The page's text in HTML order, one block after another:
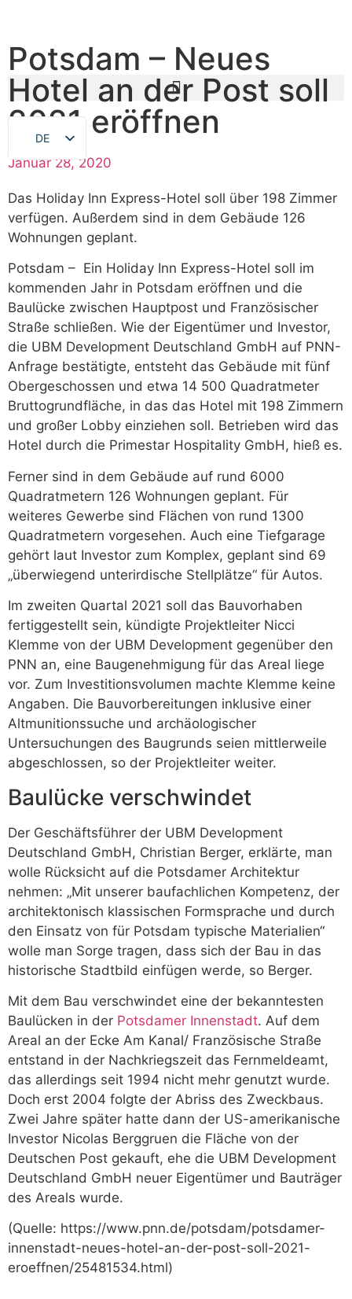
DE
EN
Potsdam – Neues
Hotel an der Post soll
2021 eröffnen
Januar 28, 2020
Das Holiday Inn Express-Hotel soll über 198 Zimmer
verfügen. Außerdem sind in dem Gebäude 126
Wohnungen geplant.
Potsdam – Ein Holiday Inn Express-Hotel soll im
kommenden Jahr in Potsdam eröffnen und die
Baulücke zwischen Hauptpost und Französischer
Straße schließen. Wie der Eigentümer und Investor,
die UBM Development Deutschland GmbH auf PNN-
Anfrage bestätigte, entsteht das Gebäude mit fünf
Obergeschossen und etwa 14 500 Quadratmeter
Bruttogrundfläche, in das das Hotel mit 198 Zimmern
und großer Lobby einziehen soll. Betrieben wird das
Hotel durch die Primestar Hospitality GmbH, hieß es.
Ferner sind in dem Gebäude auf rund 6000
Quadratmetern 126 Wohnungen geplant. Für
weiteres Gewerbe sind Flächen von rund 1300
Quadratmetern vorgesehen. Auch eine Tiefgarage
gehört laut Investor zum Komplex, geplant sind 69
„überwiegend unterirdische Stellplätze“ für Autos.
Im zweiten Quartal 2021 soll das Bauvorhaben
fertiggestellt sein, kündigte Projektleiter Nicci
Klemme von der UBM Development gegenüber den
PNN an, eine Baugenehmigung für das Areal liege
vor. Zum Investitionsvolumen machte Klemme keine
Angaben. Die Bauvorbereitungen inklusive einer
Altmunitionssuche und archäologischer
Untersuchungen des Baugrunds seien mittlerweile
abgeschlossen, so der Projektleiter weiter.
Baulücke verschwindet
Der Geschäftsführer der UBM Development
Deutschland GmbH, Christian Berger, erklärte, man
wolle Rücksicht auf die Potsdamer Architektur
nehmen: „Mit unserer baufachlichen Kompetenz, der
architektonisch klassischen Formsprache und durch
den Einsatz von für Potsdam typische Materialien“
wolle man Sorge tragen, dass sich der Bau in das
historische Stadtbild einfügen werde, so Berger.
Mit dem Bau verschwindet eine der bekanntesten
Baulücken in der Potsdamer Innenstadt. Auf dem
Areal an der Ecke Am Kanal/ Französische Straße
entstand in der Nachkriegszeit das Fernmeldeamt,
das allerdings seit 1994 nicht mehr genutzt wurde.
Doch erst 2004 folgte der Abriss des Zweckbaus.
Zwei Jahre später hatte dann der US-amerikanische
Investor Nicolas Berggruen die Fläche von der
Deutschen Post gekauft, ehe die UBM Development
Deutschland GmbH neuer Eigentümer und Bauträger
des Areals wurde.
(Quelle: https://www.pnn.de/potsdam/potsdamer-
innenstadt-neues-hotel-an-der-post-soll-2021-
eroeffnen/25481534.html)